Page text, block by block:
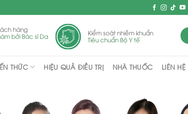
hàng
bởi Bác sĩ Da
Kiểm soát nhiễm khuẩn
Tiêu chuẩn Bộ Y tế
THỨC HIỆU QUẢ ĐIỀU TRỊ NHÀ THUỐC LIÊN HỆ